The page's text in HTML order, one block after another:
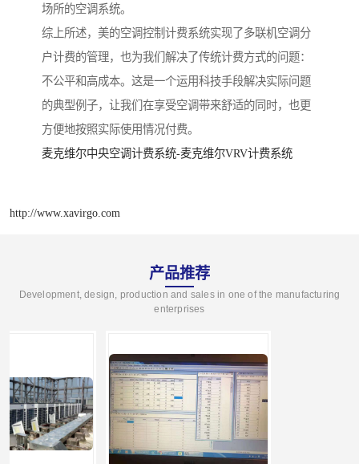
场所的空调系统。
综上所述，美的空调控制计费系统实现了多联机空调分
户计费的管理，也为我们解决了传统计费方式的问题：
不公平和高成本。这是一个运用科技手段解决实际问题
的典型例子，让我们在享受空调带来舒适的同时，也更
方便地按照实际使用情况付费。
麦克维尔中央空调计费系统-麦克维尔VRV计费系统
http://www.xavirgo.com
产品推荐
Development, design, production and sales in one of the manufacturing
enterprises